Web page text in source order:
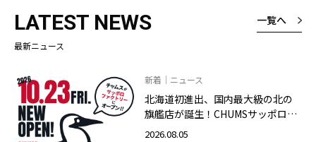
LATEST NEWS
最新ニュース
一覧へ
新着｜ニュース
北海道初進出、国内最大級の北の
旗艦店が誕生！CHUMSサッポロフ
ァクトリー店 2026年10月23日
2026.08.05